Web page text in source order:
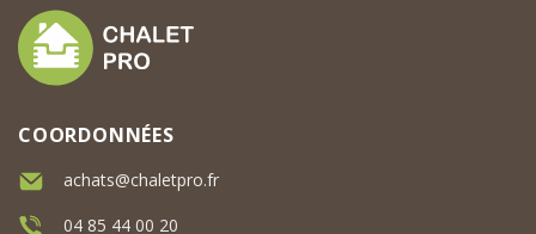
COORDONNÉES
achats@chaletpro.fr
04 85 44 00 20